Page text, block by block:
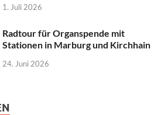
1. Juli 2026
Radtour für Organspende mit
Stationen in Marburg und Kirchhain
24. Juni 2026